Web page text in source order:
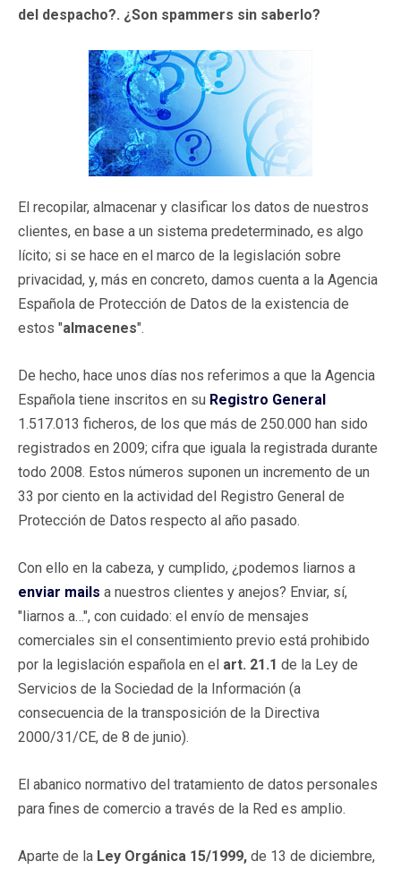
del despacho?. ¿Son spammers sin saberlo?
El recopilar, almacenar y clasificar los datos de nuestros
clientes, en base a un sistema predeterminado, es algo
lícito; si se hace en el marco de la legislación sobre
privacidad, y, más en concreto, damos cuenta a la Agencia
Española de Protección de Datos de la existencia de
estos "almacenes".
De hecho, hace unos días nos referimos a que la Agencia
Española tiene inscritos en su Registro General
1.517.013 ficheros, de los que más de 250.000 han sido
registrados en 2009; cifra que iguala la registrada durante
todo 2008. Estos números suponen un incremento de un
33 por ciento en la actividad del Registro General de
Protección de Datos respecto al año pasado.
Con ello en la cabeza, y cumplido, ¿podemos liarnos a
enviar mails a nuestros clientes y anejos? Enviar, sí,
"liarnos a…", con cuidado: el envío de mensajes
comerciales sin el consentimiento previo está prohibido
por la legislación española en el art. 21.1 de la Ley de
Servicios de la Sociedad de la Información (a
consecuencia de la transposición de la Directiva
2000/31/CE, de 8 de junio).
El abanico normativo del tratamiento de datos personales
para fines de comercio a través de la Red es amplio.
Aparte de la Ley Orgánica 15/1999, de 13 de diciembre,